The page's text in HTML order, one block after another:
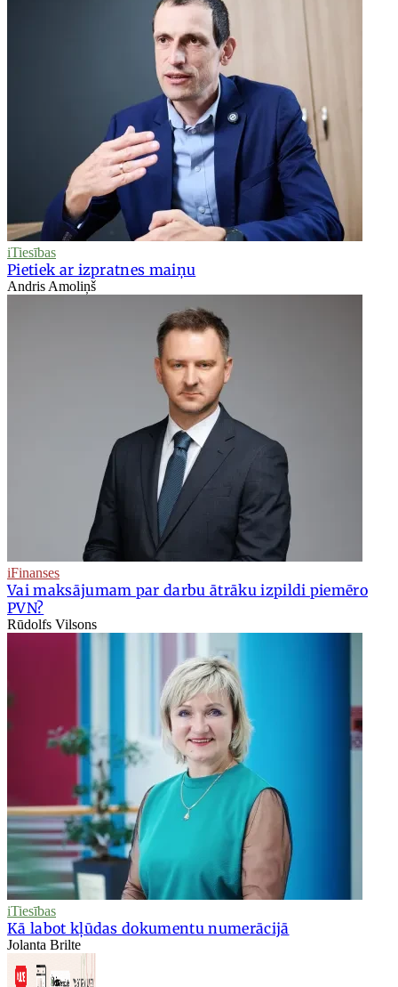
iTiesības
Pietiek ar izpratnes maiņu
Andris Amoliņš
iFinanses
Vai maksājumam par darbu ātrāku izpildi piemēro
PVN?
Rūdolfs Vilsons
iTiesības
Kā labot kļūdas dokumentu numerācijā
Jolanta Brilte